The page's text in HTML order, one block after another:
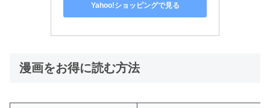
Yahoo!ショッピングで見る
漫画をお得に読む方法